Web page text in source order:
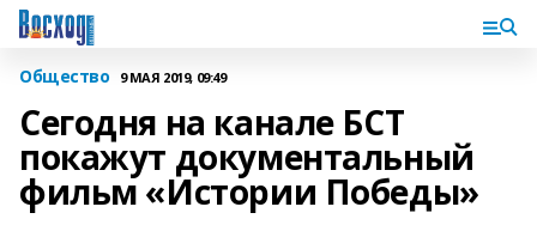
Общество 9 МАЯ 2019, 09:49
Сегодня на канале БСТ
покажут документальный
фильм «Истории Победы»